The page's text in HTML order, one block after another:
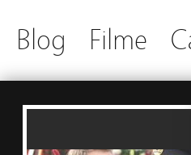
Blog Filme